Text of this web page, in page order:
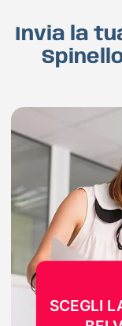
Invia la
SCEGLI